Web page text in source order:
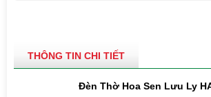
THÔNG TIN CHI TIẾT
Đèn Thờ Hoa Sen Lưu Ly